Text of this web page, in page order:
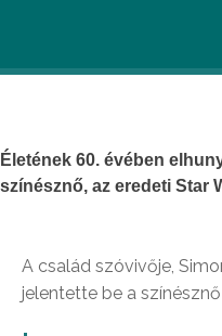
Életének 60. évében
színésznő, az eredeti Star
A család szóvivője,
jelentette be a